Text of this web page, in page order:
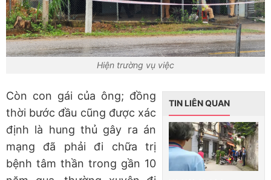
Hiện trường vụ việc
TIN LIÊN QUAN
Còn con gái của ông; đồng
thời bước đầu cũng được xác
định là hung thủ gây ra án
mạng đã phải đi chữa trị
bệnh tâm thần trong gần 10